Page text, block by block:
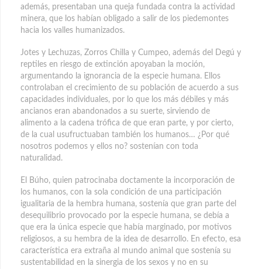
además, presentaban una queja fundada contra la actividad
minera, que los habían obligado a salir de los piedemontes
hacia los valles humanizados.
Jotes y Lechuzas, Zorros Chilla y Cumpeo, además del Degú y
reptiles en riesgo de extinción apoyaban la moción,
argumentando la ignorancia de la especie humana. Ellos
controlaban el crecimiento de su población de acuerdo a sus
capacidades individuales, por lo que los más débiles y más
ancianos eran abandonados a su suerte, sirviendo de
alimento a la cadena trófica de que eran parte, y por cierto,
de la cual usufructuaban también los humanos… ¿Por qué
nosotros podemos y ellos no? sostenían con toda
naturalidad.
El Búho, quien patrocinaba doctamente la incorporación de
los humanos, con la sola condición de una participación
igualitaria de la hembra humana, sostenía que gran parte del
desequilibrio provocado por la especie humana, se debía a
que era la única especie que había marginado, por motivos
religiosos, a su hembra de la idea de desarrollo. En efecto, esa
característica era extraña al mundo animal que sostenía su
sustentabilidad en la sinergia de los sexos y no en su